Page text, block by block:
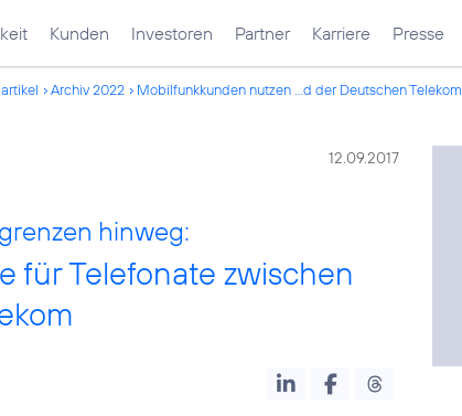
Kunden Investoren Partner Karriere Presse
Archiv 2022 Mobilfunkkunden nutzen ...d der Deutschen Telekom
12.09.2017
hinweg:
für Telefonate zwischen